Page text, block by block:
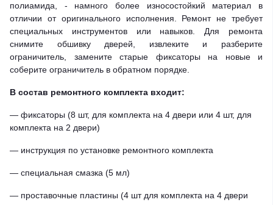
полиамида, - намного более износостойкий материал в
отличии от оригинального исполнения. Ремонт не требует
специальных инструментов или навыков. Для ремонта
снимите обшивку дверей, извлеките и разберите
ограничитель, замените старые фиксаторы на новые и
соберите ограничитель в обратном порядке.
В состав ремонтного комплекта входит:
— фиксаторы (8 шт, для комплекта на 4 двери или 4 шт, для
комплекта на 2 двери)
— инструкция по установке ремонтного комплекта
— специальная смазка (5 мл)
— проставочные пластины (4 шт для комплекта на 4 двери